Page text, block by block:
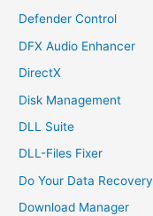
Defender Control
DFX Audio Enhancer
DirectX
Disk Management
DLL Suite
DLL-Files Fixer
Do Your Data Recovery
Download Manager